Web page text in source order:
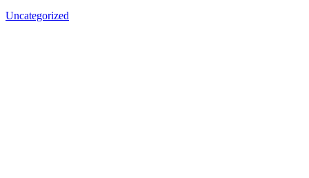
Uncategorized